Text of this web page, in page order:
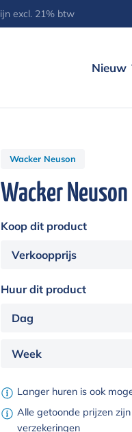
excl. 21% btw
Nieuw
Wacker Neuson
Wacker
Koop dit product
Verkoopprijs
Huur dit product
Dag
Week
Langer huren is ook
Alle getoonde prijzen
verzekeringen